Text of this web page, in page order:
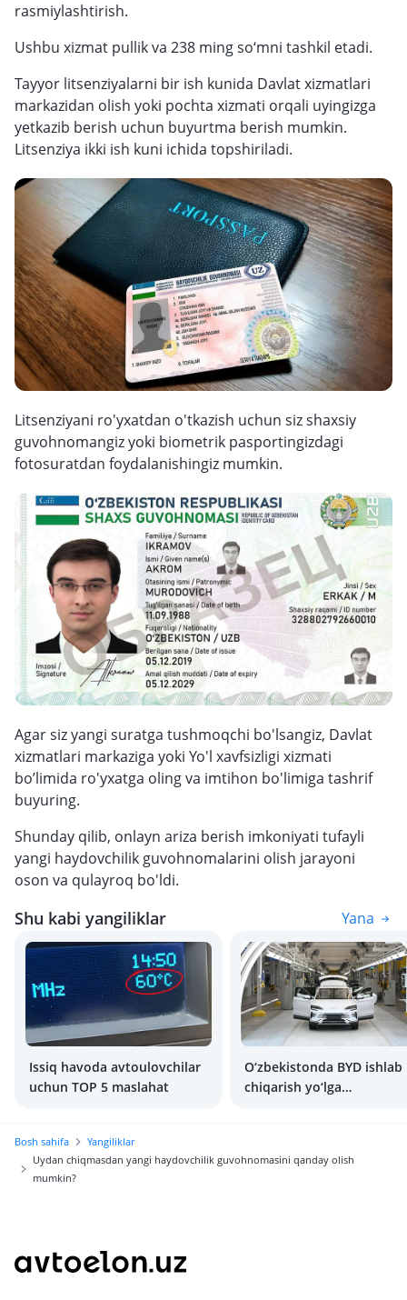
rasmiylashtirish.
Ushbu xizmat pullik va 238 ming so‘mni tashkil etadi.
Tayyor litsenziyalarni bir ish kunida Davlat xizmatlari
markazidan olish yoki pochta xizmati orqali uyingizga
yetkazib berish uchun buyurtma berish mumkin.
Litsenziya ikki ish kuni ichida topshiriladi.
Litsenziyani ro'yxatdan o'tkazish uchun siz shaxsiy
guvohnomangiz yoki biometrik pasportingizdagi
fotosuratdan foydalanishingiz mumkin.
Agar siz yangi suratga tushmoqchi bo'lsangiz, Davlat
xizmatlari markaziga yoki Yo'l xavfsizligi xizmati
bo’limida ro'yxatga oling va imtihon bo'limiga tashrif
buyuring.
Shunday qilib, onlayn ariza berish imkoniyati tufayli
yangi haydovchilik guvohnomalarini olish jarayoni
oson va qulayroq bo'ldi.
Shu kabi yangiliklar Yana
Issiq havoda avtoulovchilar
uchun TOP 5 maslahat
O‘zbekistonda BYD ishlab
chiqarish yo‘lga
Bosh sahifa
Yangiliklar
Uydan chiqmasdan yangi haydovchilik guvohnomasini qanday olish
mumkin?